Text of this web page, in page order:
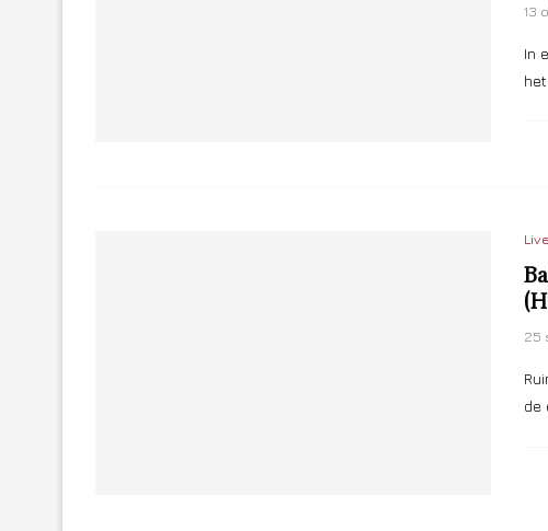
13
In
25
de